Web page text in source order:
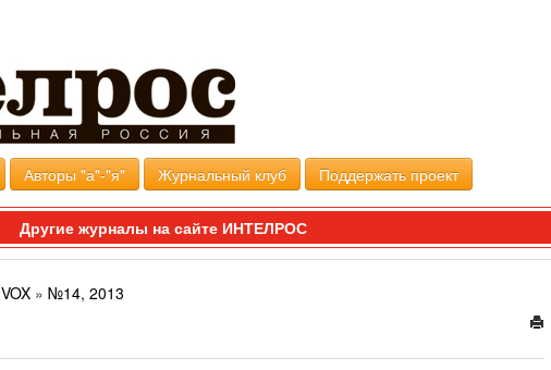
Авторы "а"-"я" Журнальный клуб Поддержать проект
Другие журналы на сайте ИНТЕЛРОС
VOX » №14, 2013